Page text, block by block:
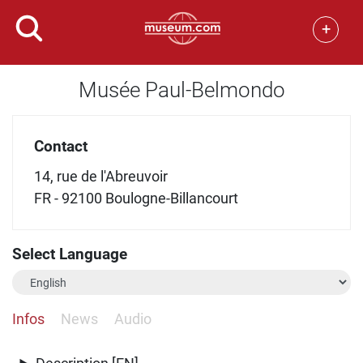
+
Musée Paul-Belmondo
Contact
14, rue de l'Abreuvoir
FR - 92100 Boulogne-Billancourt
Select Language
Infos News Audio